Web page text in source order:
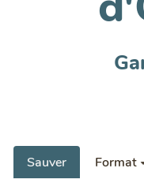
Sauver
Format